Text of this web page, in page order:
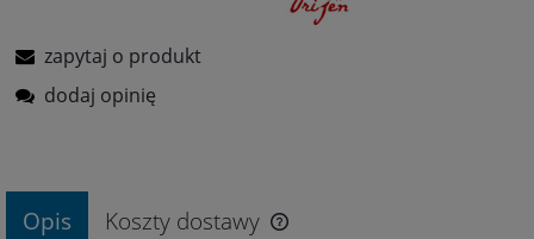
zapytaj o produkt
dodaj opinię
Opis
Koszty dostawy